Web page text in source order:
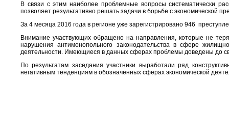
В связи с этим наиболее проблемные вопросы систематически
позволяет результативно решать задачи в борьбе с экономической
За 4 месяца 2016 года в регионе уже зарегистрировано 946
Внимание участвующих обращено на направления, которые не
нарушения антимонопольного законодательства в сфере
деятельности. Имеющиеся в данных сферах проблемы доведены до
По результатам заседания участники выработали ряд
негативным тенденциям в обозначенных сферах экономической